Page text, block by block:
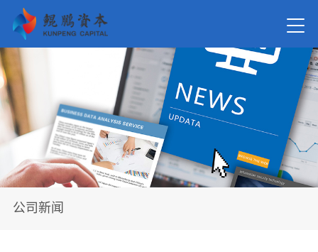
关于我
新闻资
公司新闻